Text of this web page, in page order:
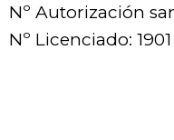
Nº Autorización
Nº Licenciado: 1901